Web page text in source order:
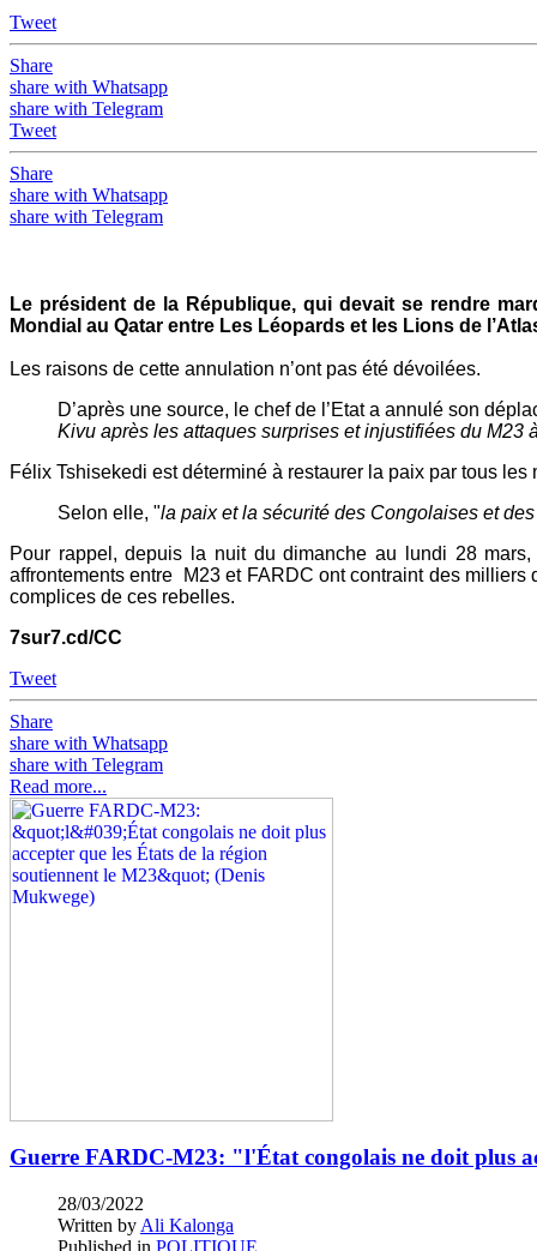
Tweet
Share
share with Whatsapp
share with Telegram
Tweet
Share
share with Whatsapp
share with Telegram
Le président de la République, qui devait se rendre
Mondial au Qatar entre Les Léopards et les Lions de
Les raisons de cette annulation n’ont pas été dévoilées.
D’après une source, le chef de l’Etat a annulé son
Kivu après les attaques surprises et injustifiées du M23
Félix Tshisekedi est déterminé à restaurer la paix par tous les
Selon elle, "la paix et la sécurité des Congolaises et
Pour rappel, depuis la nuit du dimanche au lundi 28
affrontements entre M23 et FARDC ont contraint des
complices de ces rebelles.
7sur7.cd/CC
Tweet
Share
share with Whatsapp
share with Telegram
Read more...
Guerre FARDC-M23: "l'État congolais ne doit plus
28/03/2022
Written by Ali Kalonga
Published in POLITIQUE